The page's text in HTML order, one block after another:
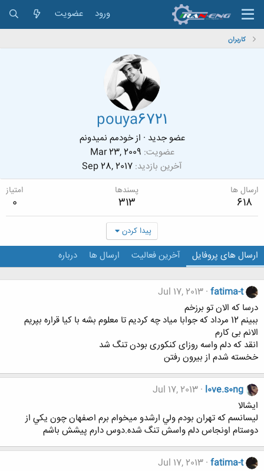
ورود عضویت
کاربران
pouya6721
عضو جدید · ازخودمم نمیدونم
عضویت Mar 23, 2009
آخرین بازدید Sep 28, 2017
ارسال ها
618
پسندها
313
امتیاز
0
پیدا کردن
ارسال های پروفایل آخرین فعالیت ارسال ها درباره
fatima-t
Jul 17, 2013
درسا که الان تو برزخم
ببینم 12 مرداد که جوابا میاد چه کردیم تا معلوم بشه با کیا قراره بپریم
الانم بی کارم
انقد که دلم واسه روزای کنکوری بودن تنگ شد
خخسته شدم از بیرون رفتن
l0ve.s0ng
Jul 17, 2013
ايشالا
ليسانسم كه تهران بودم ولي ارشدو ميخوام برم اصفهان چون يكي از
دوستام اونجاس دلم واسش تنگ شده.دوس دارم پيشش باشم
fatima-t
Jul 17, 2013